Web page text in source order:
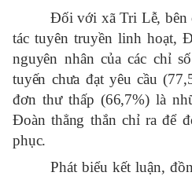
Đối với xã Tri Lễ, bên
tác tuyên truyền linh hoạt,
nguyên nhân của các chỉ
tuyến chưa đạt yêu cầu
đơn thư thấp (66,7%) là
Đoàn thẳng thắn chỉ ra để
phục.
Phát biểu kết luận,